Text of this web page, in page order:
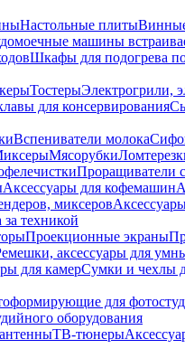
Настольные плиты
машины
Шкафы для подогрева
ТостерыЭлектрогрили,
для консервирования
Вспениватели молока
Мясорубки
Проращиватели
Аксессуары для кофемашин
миксеров
за техникой
Проекционные экраны
аксессуары для
для камерСумки и чехлы
для
оборудования
ТВ-тюнеры